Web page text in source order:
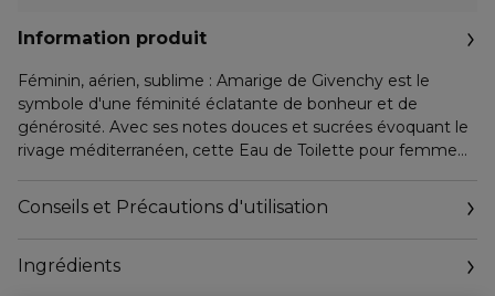
Information produit
Féminin, aérien, sublime : Amarige de Givenchy est le
symbole d'une féminité éclatante de bonheur et de
générosité. Avec ses notes douces et sucrées évoquant le
rivage méditerranéen, cette Eau de Toilette pour femme
bonheur.
une femme radieuse et épanouie.
Conseils et Précautions d'utilisation
Ingrédients